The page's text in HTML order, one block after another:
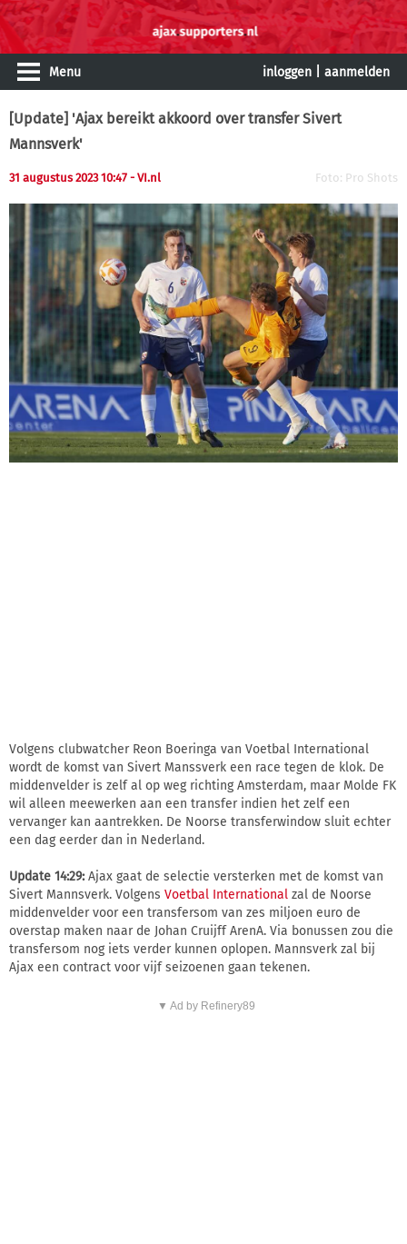
Menu inloggen aanmelden
[Update] 'Ajax bereikt akkoord over transfer Sivert
Mannsverk'
31 augustus 2023 10:47 - VI.nl Foto: Pro Shots
Volgens clubwatcher Reon Boeringa van Voetbal International
wordt de komst van Sivert Manssverk een race tegen de klok. De
middenvelder is zelf al op weg richting Amsterdam, maar Molde FK
wil alleen meewerken aan een transfer indien het zelf een
vervanger kan aantrekken. De Noorse transferwindow sluit echter
een dag eerder dan in Nederland.
Update 14:29:Ajax gaat de selectie versterken met de komst van
Sivert Mannsverk. Volgens Voetbal International zal de Noorse
middenvelder voor een transfersom van zes miljoen euro de
overstap maken naar de Johan Cruijff ArenA. Via bonussen zou die
transfersom nog iets verder kunnen oplopen. Mannsverk zal bij
Ajax een contract voor vijf seizoenen gaan tekenen.
▼ Ad by Refinery89